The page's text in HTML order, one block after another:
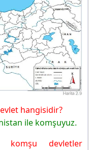
hangisidir?
ile komşuyuz.
komşu devletler